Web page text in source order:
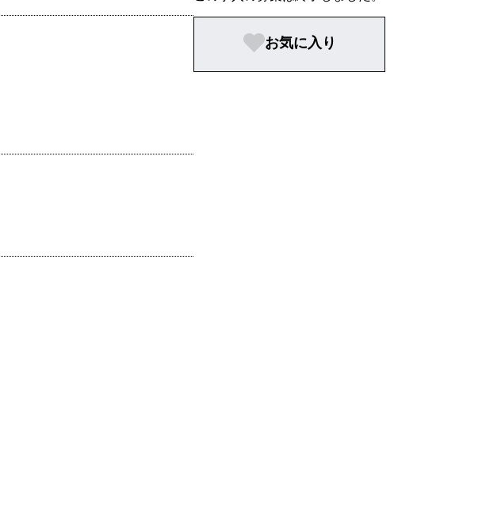
お気に入り